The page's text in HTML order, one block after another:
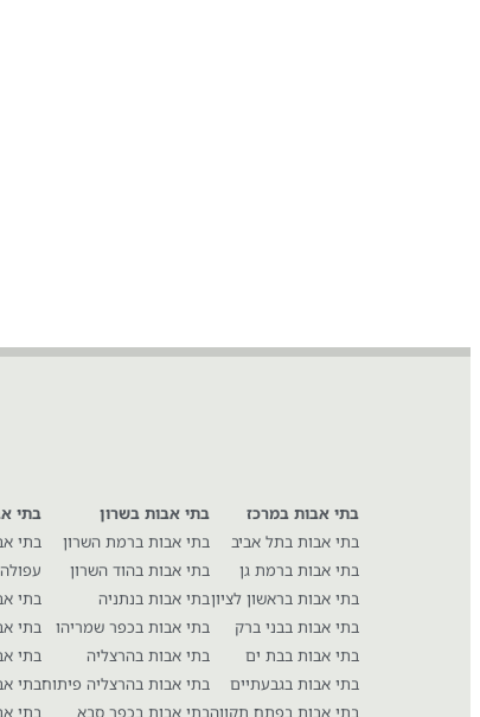
בתי אבות במרכז
בתי אבות בתל אביב
בתי אבות ברמת גן
בתי אבות בראשון לציון
בתי אבות בבני ברק
בתי אבות בבת ים
בתי אבות בגבעתיים
בתי אבות בפתח תקווה
בתי אבות בשרון
בתי אבות ברמת השרון
בתי אבות בהוד השרון
בתי אבות בנתניה
בתי אבות בכפר שמריהו
בתי אבות בהרצליה
בתי אבות בהרצליה פיתוח
בתי אבות בכפר סבא
בתי
בתי
עפולה
בתי
בתי
בתי
בתי
בתי